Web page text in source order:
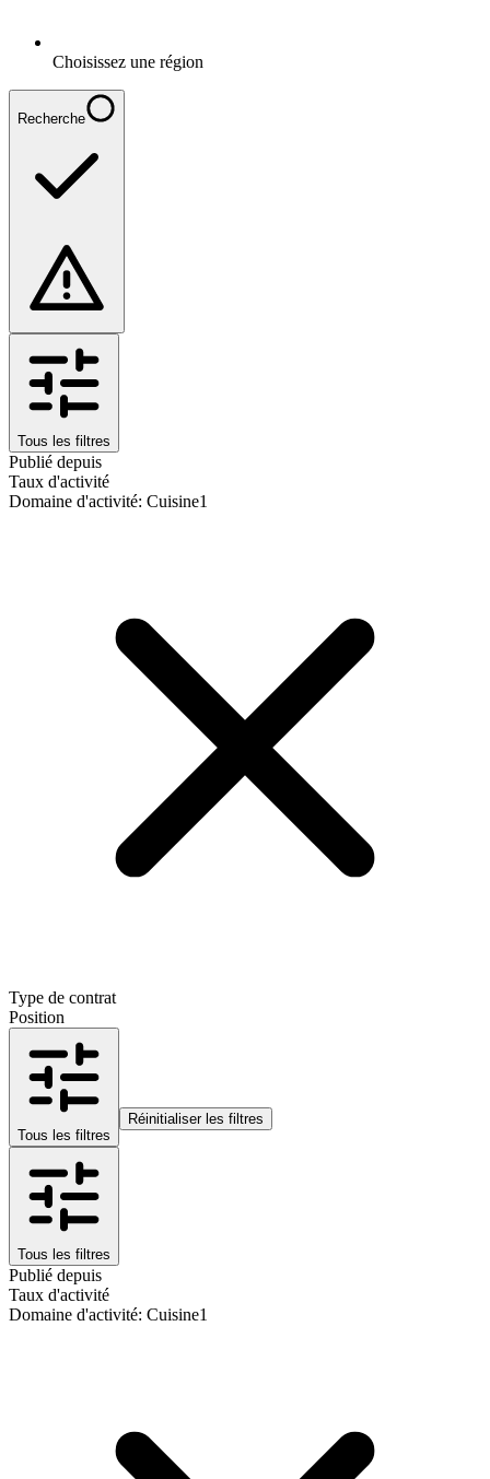
Choisissez une région
Recherche
Tous les filtres
Publié depuis
Taux d'activité
Domaine d'activité: Cuisine1
Type de contrat
Position
Tous les filtres
Réinitialiser les filtres
Tous les filtres
Publié depuis
Taux d'activité
Domaine d'activité: Cuisine1